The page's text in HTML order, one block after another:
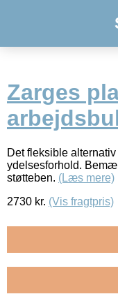
Zarges
Det fleksible
ydelsesforhold.
støtteben. (Læs mere)
2730 kr. (Vis fragtpris)